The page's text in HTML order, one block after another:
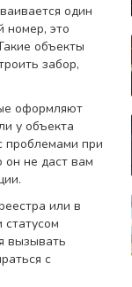
один
номер, это
объекты
забор,
оформляют
у объекта
проблемами при
он не даст вам
или в
вызывать
с